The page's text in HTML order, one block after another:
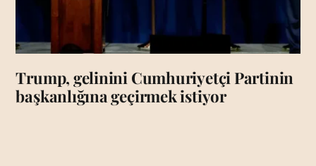
Trump, gelinini Cumhuriyetçi Partinin
başkanlığına geçirmek istiyor